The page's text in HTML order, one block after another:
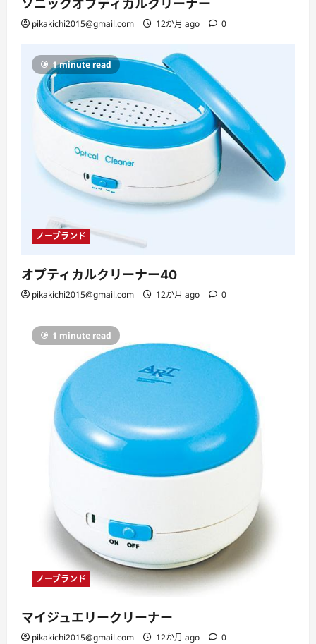
ソニックオプティカルクリーナー
pikakichi2015@gmail.com 12か月 ago 0
1 minute read
ノーブランド
オプティカルクリーナー40
pikakichi2015@gmail.com 12か月 ago 0
1 minute read
ノーブランド
マイジュエリークリーナー
pikakichi2015@gmail.com 12か月 ago 0